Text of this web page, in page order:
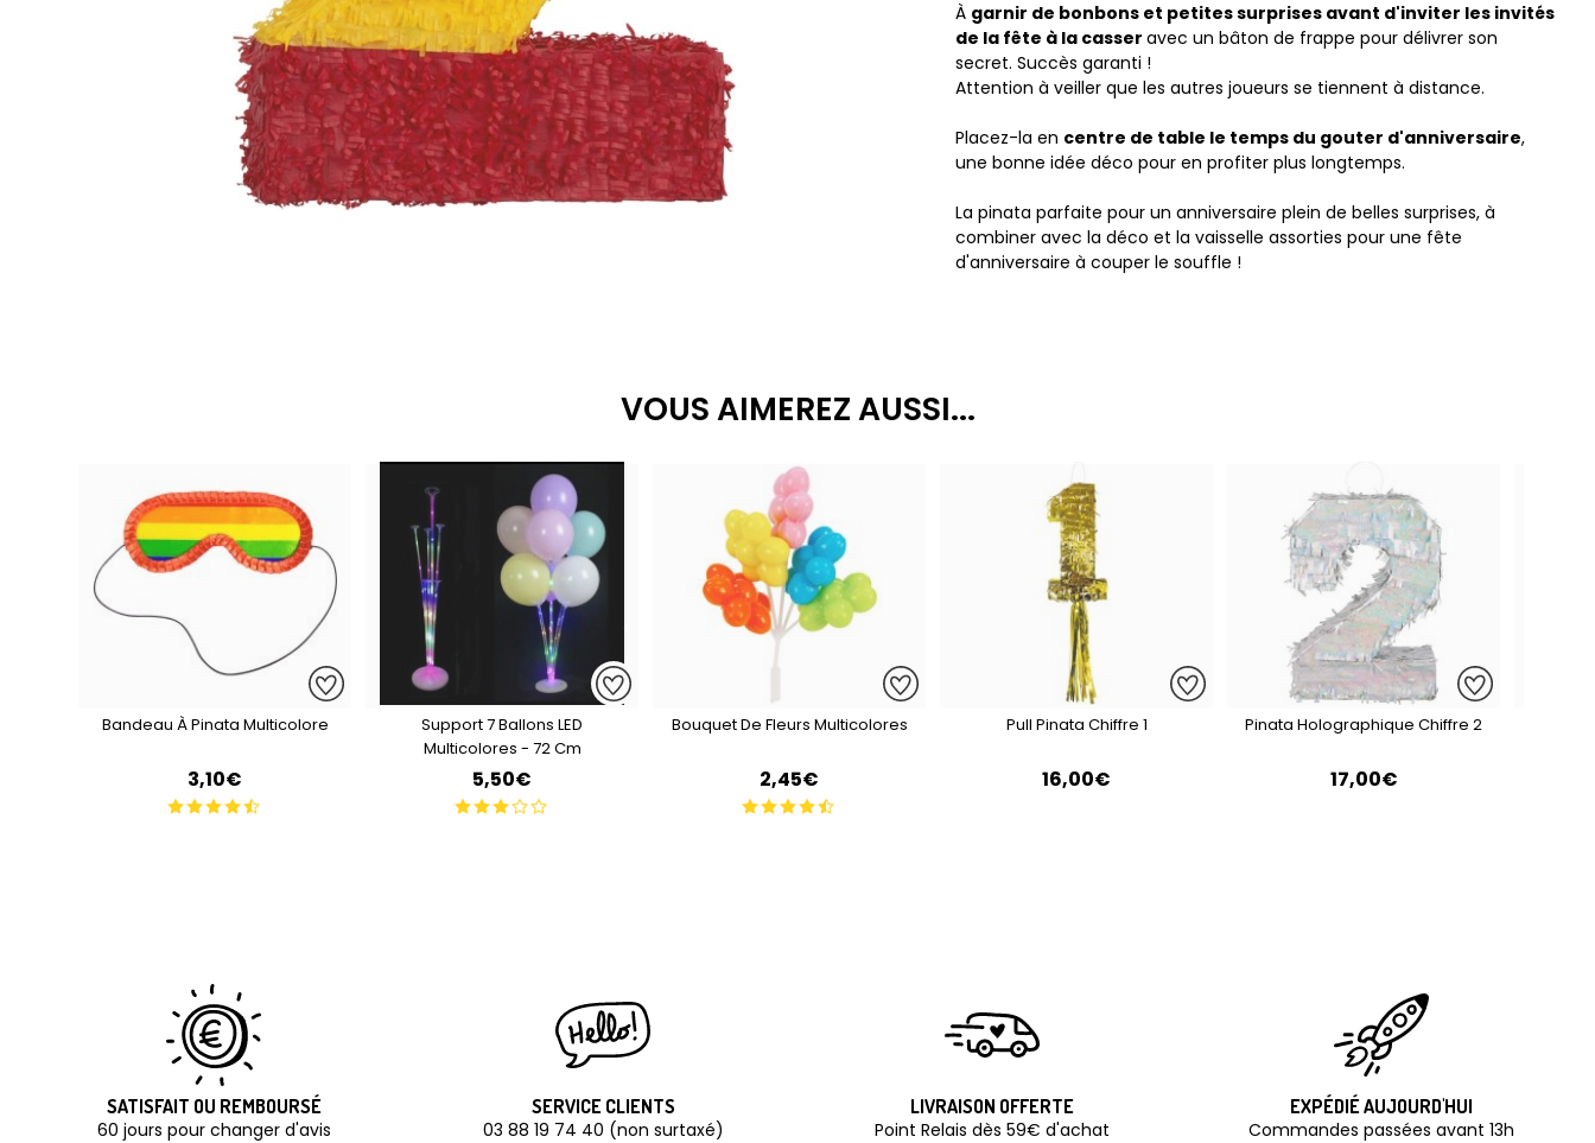
À garnir de bonbons et petites surprises avant d'inviter les invités
de la fête à la casseravec un bâton de frappe pour délivrer son
secret. Succès garanti !
Attention à veiller que les autres joueurs se tiennent à distance.
Placez-la en centre de table le temps du gouter d'anniversaire,
une bonne idée déco pour en profiter plus longtemps.
La pinata parfaite pour un anniversaire plein de belles surprises, à
combiner avec la déco et la vaisselle assorties pour une fête
d'anniversaire à couper le souffle !
VOUS AIMEREZ AUSSI...
Bandeau À Pinata Multicolore
3,10€
Support 7 Ballons LED
Multicolores - 72 Cm
5,50€
Bouquet De Fleurs Multicolores
2,45€
Pull Pinata Chiffre 1
16,00€
Pinata Holographique Chiffre 2
17,00€
SATISFAIT OU REMBOURSÉ
60 jours pour changer d'avis
SERVICE CLIENTS
03 88 19 74 40 (non surtaxé)
LIVRAISON OFFERTE
Point Relais dès 59€ d'achat
EXPÉDIÉ AUJOURD'HUI
Commandes passées avant 13h